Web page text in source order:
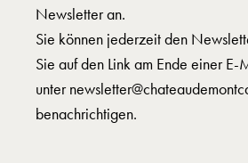
Newsletter an.
Sie können jederzeit den
Sie auf den Link am Ende einer
unter
benachrichtigen.